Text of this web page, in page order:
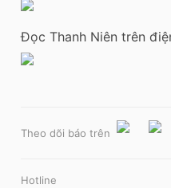
Đọc Thanh Niên trên
Theo dõi báo trên
Hotline